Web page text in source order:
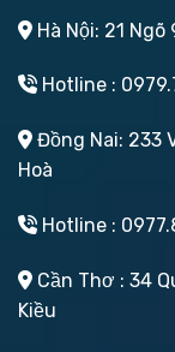
Hà Nội: 21
Hotline :
Đồng Nai: 233
Hoà
Hotline :
Cần Thơ : 34
Kiều